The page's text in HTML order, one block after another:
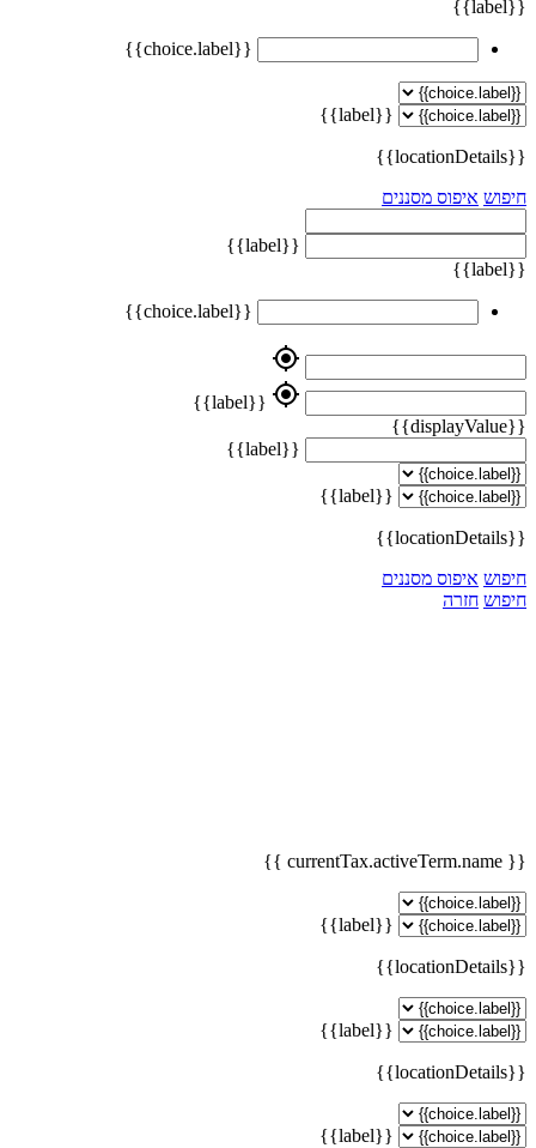
{{label}}
{{choice.label}}
{{label}}
{{locationDetails}}
חיפוש איפוס מסננים
{{label}}
{{label}}
{{choice.label}}
my_location
my_location
{{label}}
{{displayValue}}
{{label}}
{{label}}
{{locationDetails}}
חיפוש איפוס מסננים
חיפוש חזרה
{{ currentTax.activeTerm.name }}
{{label}}
{{locationDetails}}
{{label}}
{{locationDetails}}
{{label}}